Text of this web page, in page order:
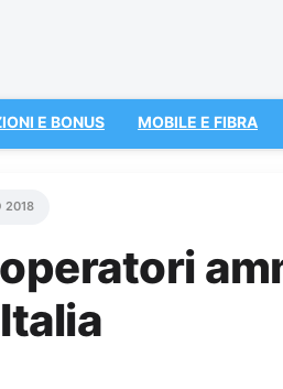
E BONUS MOBILE E FIBRA
2018